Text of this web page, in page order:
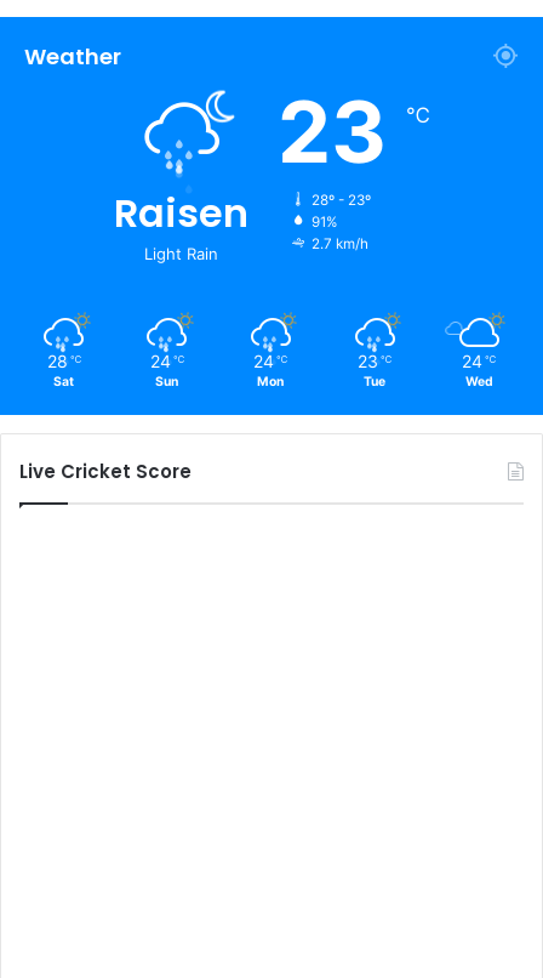
Weather
Raisen
Light Rain
23 ℃
28º - 23º
91%
2.7 km/h
28 ℃
Sat
24 ℃
Sun
24 ℃
Mon
23 ℃
Tue
24 ℃
Wed
Live Cricket Score